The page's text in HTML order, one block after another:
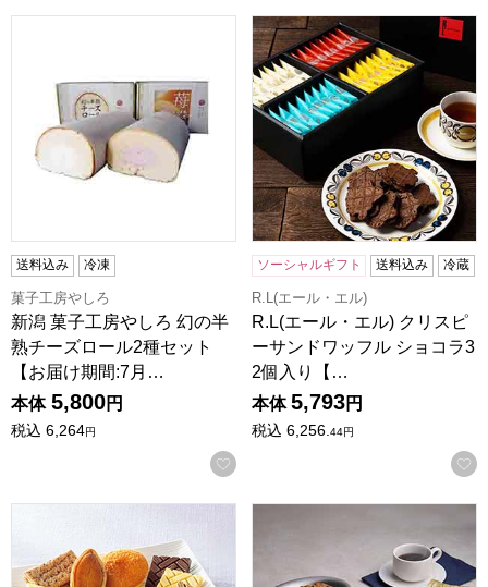
新潟 菓子工房やしろ 幻の半熟チーズロール2種セット【お
送料込み 冷凍
菓子工房やしろ
新潟 菓子工房やしろ 幻の半
熟チーズロール2種セット
【お届け期間:7月…
本体 5,800円
税込 6,264円
お気に入りに登録する
R.L(エール・エル) クリスピ
ソーシャルギフト 送料込み 冷蔵
R.L(エール・エル)
R.L(エール・エル) クリスピ
ーサンドワッフル ショコラ3
2個入り【…
本体 5,793円
税込 6,256. 44円